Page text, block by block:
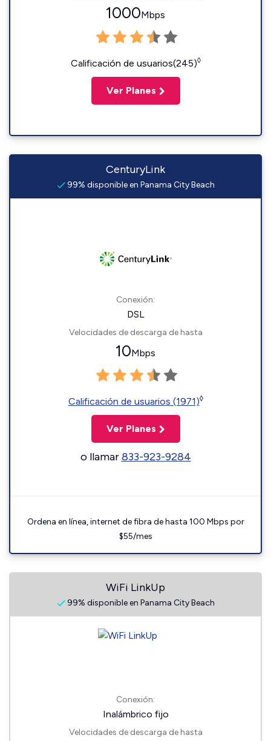
1000Mbps
Calificación de usuarios(245)◊
Ver Planes
CenturyLink
99% disponible en Panama City Beach
Conexión:
DSL
Velocidades de descarga de hasta
10Mbps
Calificación de usuarios (1971)◊
Ver Planes
o llamar833-923-9284
Ordena en línea, internet de fibra de hasta 100 Mbps por
$55/mes
WiFi LinkUp
99% disponible en Panama City Beach
Conexión:
Inalámbrico fijo
Velocidades de descarga de hasta